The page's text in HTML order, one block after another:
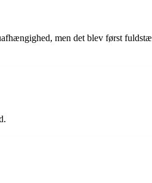
men det blev først